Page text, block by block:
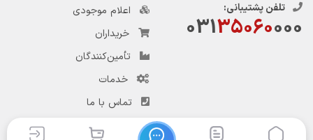
تلفن پشتیبانی:
03135060000
اعلام موجودی
خریداران
تأمین‌کنندگان
خدمات
تماس با ما